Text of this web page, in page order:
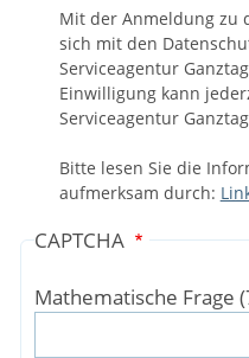
Mit der Anmeldung zu
sich mit den
Serviceagentur
Einwilligung kann
Serviceagentur
Bitte lesen Sie die
aufmerksam durch:
CAPTCHA
Mathematische Frage